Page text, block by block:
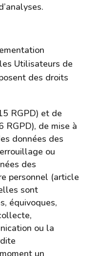
Utilisateurs de
des droits
RGPD) et de
de mise à
données des
ou
des
personnel (article
sont
équivoques,
ou la
un